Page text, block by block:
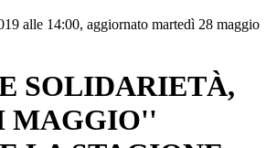
alle 14:00, aggiornato martedì 28 maggio
SOLIDARIETÀ,
MAGGIO''